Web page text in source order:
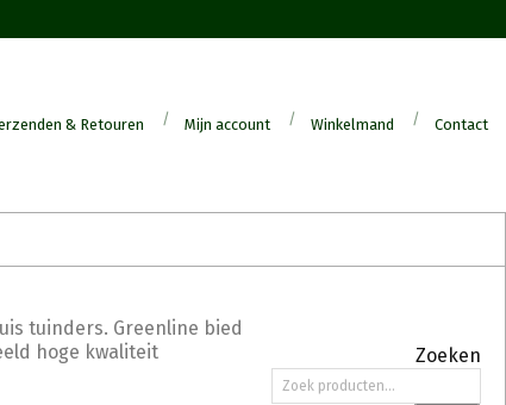
& Retouren Mijn account Winkelmand Contact
tuinders. Greenline bied
hoge kwaliteit
Zoeken
Zoeken
naar: